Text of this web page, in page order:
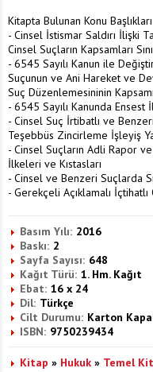
Kitapta Bulunan Konu Başlıkları
- Cinsel İstismar Saldırı İlişki
Cinsel Suçların Kapsamları
- 6545 Sayılı Kanun ile
Suçunun ve Ani Hareket ve
Suç Düzenlemesininin
- 6545 Sayılı Kanunda
- Cinsel Suç İrtibatlı ve
Teşebbüs Zincirleme İşleyiş
- Cinsel Suçların Adli Rapor
İlkeleri ve Kıstasları
- Cinsel ve Benzeri Suçlarda
- Gerekçeli Açıklamalı
Basım Yılı: 2016
Baskı: 2
Sayfa Sayısı: 648
Kağıt Türü: 1. Hm. Kağıt
Ebat: 16 x 24
Dil: Türkçe
Cilt Durumu: Karton
ISBN: 9750239434
Kitap » Hukuk » Temel